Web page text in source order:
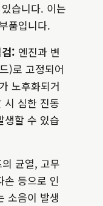
습니다. 이는
품입니다.
: 엔진과 변
)로 고정되어
노후화되거
시 심한 진동
생할 수 있습
균열, 고무
손 등으로 인
소음이 발생